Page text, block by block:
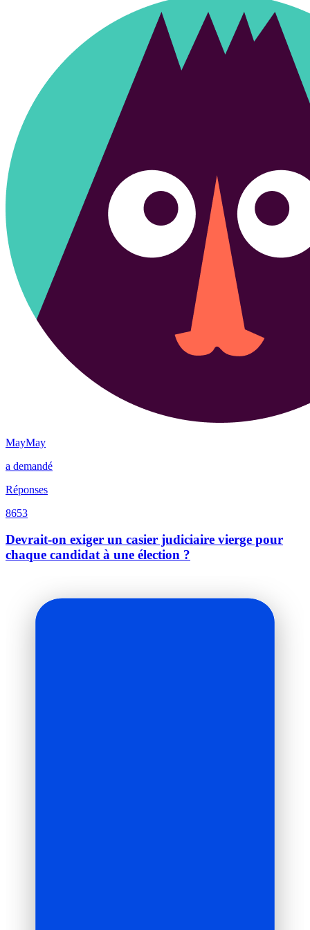
MayMay
a demandé
Réponses
8653
Devrait-on exiger un casier judiciaire vierge pour
chaque candidat à une élection ?